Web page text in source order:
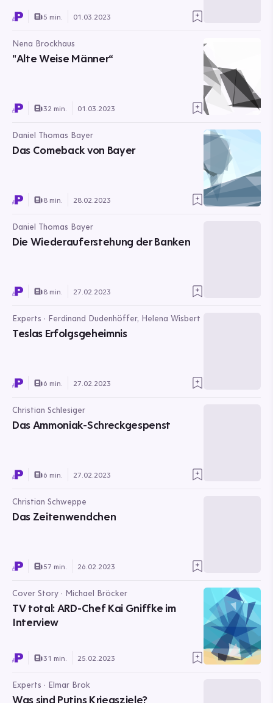
5 min. 01.03.2023
Nena Brockhaus
"Alte Weise Männer“
32 min. 01.03.2023
Daniel Thomas Bayer
Das Comeback von Bayer
8 min. 28.02.2023
Daniel Thomas Bayer
Die Wiederauferstehung der Banken
8 min. 27.02.2023
Experts · Ferdinand Dudenhöffer, Helena Wisbert
Teslas Erfolgsgeheimnis
6 min. 27.02.2023
Christian Schlesiger
Das Ammoniak-Schreckgespenst
6 min. 27.02.2023
Christian Schweppe
Das Zeitenwendchen
57 min. 26.02.2023
Cover Story · Michael Bröcker
TV total: ARD-Chef Kai Gniffke im
Interview
31 min. 25.02.2023
Experts · Elmar Brok
Was sind Putins Kriegsziele?